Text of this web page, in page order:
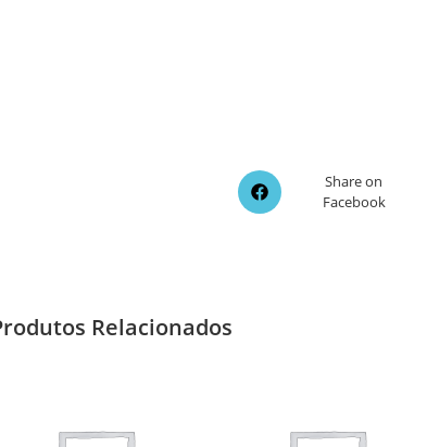
Opens
in
Share on
Facebook
Relacionados